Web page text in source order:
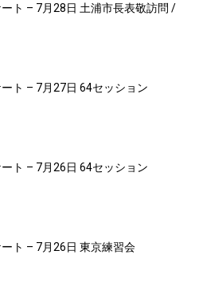
ト – 7月28日 土浦市長表敬訪問 /
ト – 7月27日 64セッション
ト – 7月26日 64セッション
ト – 7月26日 東京練習会